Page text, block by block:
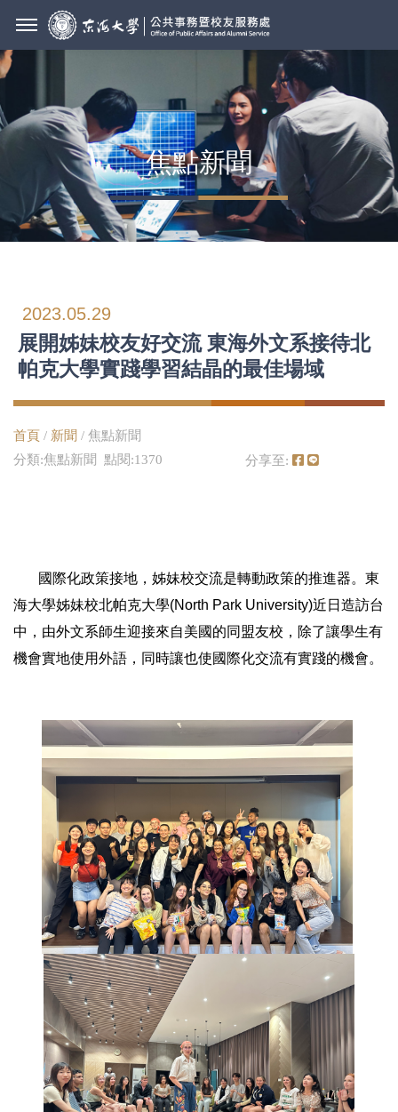
焦點新聞
2023.05.29
展開姊妹校友好交流 東海外文系接待北
帕克大學實踐學習結晶的最佳場域
首頁 / 新聞 / 焦點新聞
分類:焦點新聞 點閱:1370
分享至:
國際化政策接地，姊妹校交流是轉動政策的推進器。東
海大學姊妹校北帕克大學(North Park University)近日造訪台
中，由外文系師生迎接來自美國的同盟友校，除了讓學生有
機會實地使用外語，同時讓也使國際化交流有實踐的機會。